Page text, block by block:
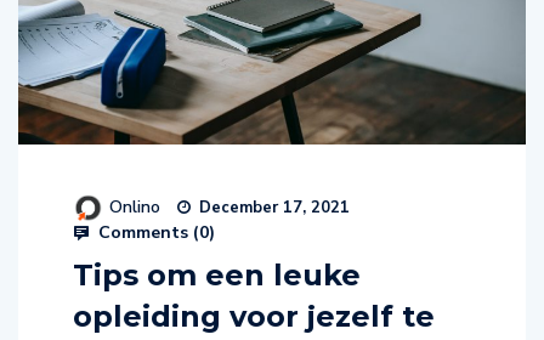
Onlino December 17, 2021
Comments (0)
Tips om een leuke
opleiding voor jezelf te